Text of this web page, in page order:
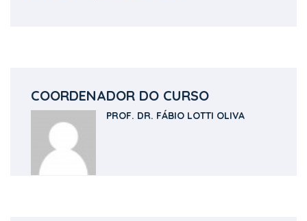
COORDENADOR DO CURSO
PROF. DR. FÁBIO LOTTI OLIVA